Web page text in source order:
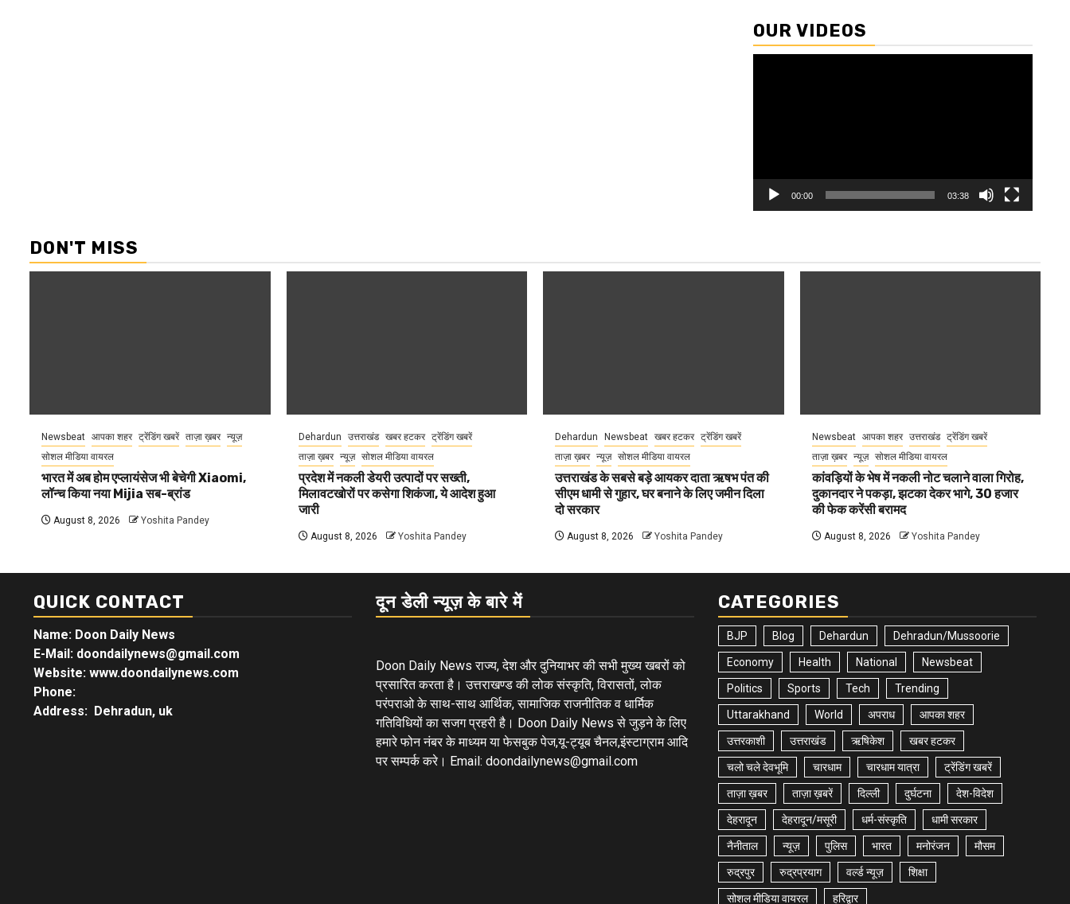
OUR VIDEOS
00:00 03:38
DON'T MISS
Newsbeat आपका शहर ट्रेंडिंग खबरें ताज़ा ख़बर न्यूज़
सोशल मीडिया वायरल
भारत में अब होम एप्लायंसेज भी बेचेगी Xiaomi,
लॉन्च किया नया Mijia सब-ब्रांड
August 8, 2026 Yoshita Pandey
Dehardun उत्तराखंड खबर हटकर
ट्रेंडिंग खबरें
ताज़ा ख़बर
न्यूज़ सोशल मीडिया वायरल
प्रदेश में नकली डेयरी उत्पादों पर सख्ती,
मिलावटखोरों पर कसेगा शिकंजा, ये आदेश हुआ
जारी
August 8, 2026 Yoshita Pandey
Dehardun Newsbeat खबर हटकर ट्रेंडिंग खबरें
ताज़ा ख़बर न्यूज़ सोशल मीडिया वायरल
उत्तराखंड के सबसे बड़े आयकर दाता ऋषभ पंत की
सीएम धामी से गुहार, घर बनाने के लिए जमीन दिला
दो सरकार
August 8, 2026 Yoshita Pandey
Newsbeat आपका शहर उत्तराखंड
ट्रेंडिंग खबरें
ताज़ा ख़बर
न्यूज़ सोशल मीडिया वायरल
कांवड़ियों के भेष में नकली नोट चलाने वाला गिरोह,
दुकानदार ने पकड़ा, झटका देकर भागे, 30 हजार
की फेक करेंसी बरामद
August 8, 2026 Yoshita Pandey
QUICK CONTACT
Name: Doon Daily News
E-Mail: doondailynews@gmail.com
Website: www.doondailynews.com
Phone:
Address: Dehradun, uk
दून डेली न्यूज़ के बारे में
Doon Daily News राज्य, देश और दुनियाभर की सभी मुख्य खबरों को
प्रसारित करता है। उत्तराखण्ड की लोक संस्कृति, विरासतों, लोक
परंपराओ के साथ-साथ आर्थिक, सामाजिक राजनीतिक व धार्मिक
गतिविधियों का सजग प्रहरी है। Doon Daily News से जुड़ने के लिए
हमारे फोन नंबर के माध्यम या फेसबुक पेज,यू-ट्यूब चैनल,इंस्टाग्राम आदि
पर सम्पर्क करे। Email: doondailynews@gmail.com
CATEGORIES
BJP Blog Dehardun Dehradun/Mussoorie
Economy Health National Newsbeat
Politics Sports Tech Trending
Uttarakhand World अपराध आपका शहर
उत्तरकाशी उत्तराखंड ऋषिकेश खबर हटकर
चलो चले देवभूमि चारधाम चारधाम यात्रा ट्रेंडिंग खबरें
ताज़ा ख़बर ताज़ा ख़बरें दिल्ली दुर्घटना देश-विदेश
देहरादून देहरादून/मसूरी धर्म-संस्कृति धामी सरकार
नैनीताल न्यूज़ पुलिस भारत मनोरंजन मौसम
रुद्रपुर रुद्रप्रयाग वर्ल्ड न्यूज़ शिक्षा
सोशल मीडिया वायरल हरिद्वार